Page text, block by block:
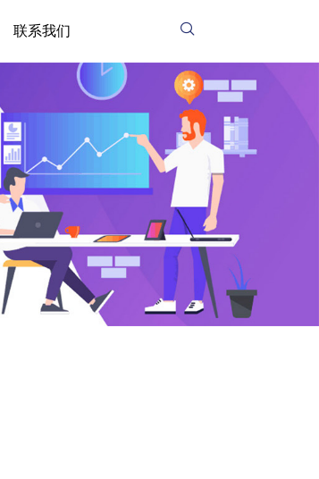
联系我们